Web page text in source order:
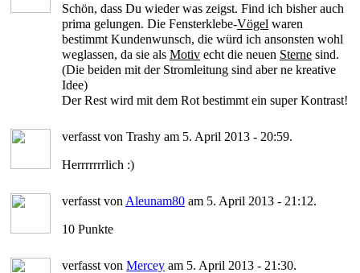
Schön, dass Du wieder was zeigst. Find ich bisher auch
prima gelungen. Die Fensterklebe-Vögel waren
bestimmt Kundenwunsch, die würd ich ansonsten wohl
weglassen, da sie als Motiv echt die neuen Sterne sind.
(Die beiden mit der Stromleitung sind aber ne kreative
Idee)
Der Rest wird mit dem Rot bestimmt ein super Kontrast!
verfasst von Trashy am 5. April 2013 - 20:59.
Herrrrrrrlich :)
verfasst von Aleunam80 am 5. April 2013 - 21:12.
10 Punkte
verfasst von Mercey am 5. April 2013 - 21:30.